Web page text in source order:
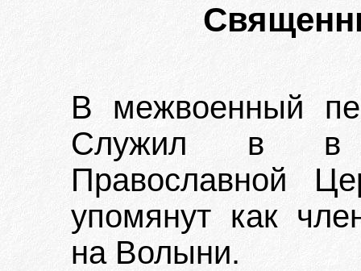
В межвоенный
Служил в в
Православной
упомянут как
на Волыни.